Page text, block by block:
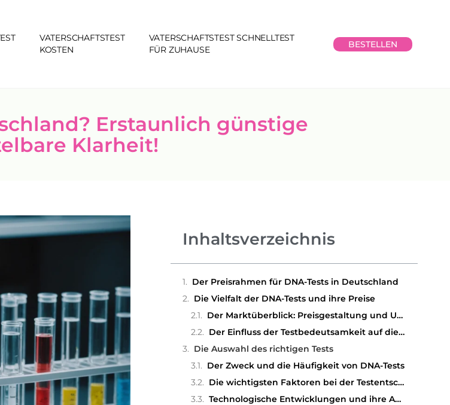
VATERSCHAFTSTEST
KOSTEN
VATERSCHAFTSTEST SCHNELLTEST
FÜR ZUHAUSE
BESTELLEN
Erstaunlich günstige
Klarheit!
Inhaltsverzeichnis
Der Preisrahmen für DNA-Tests in Deutschland
Die Vielfalt der DNA-Tests und ihre Preise
Der Marktüberblick: Preisgestaltung und Unterschiede
Der Einfluss der Testbedeutsamkeit auf die Kosten
Die Auswahl des richtigen Tests
Der Zweck und die Häufigkeit von DNA-Tests
Die wichtigsten Faktoren bei der Testentscheidung
Technologische Entwicklungen und ihre Auswirkungen